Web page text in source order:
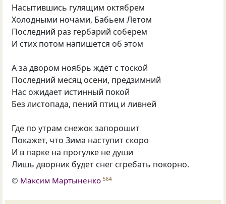
Насытившись гулящим октябрем
Холодными ночами, Бабьем Летом
Последний раз гербарий соберем
И стих потом напишется об этом
А за двором ноябрь ждёт с тоской
Последний месяц осени, предзимний
Нас ожидает истинный покой
Без листопада, пений птиц и ливней
Где по утрам снежок запорошит
Покажет, что Зима наступит скоро
И в парке на прогулке не души
Лишь дворник будет снег сгребать покорно.
© Максим Мартыненко 564